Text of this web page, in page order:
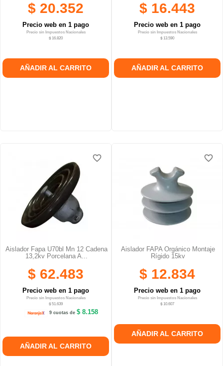
$ 20.352
Precio web en 1 pago
Precio sin Impuestos Nacionales
$ 16.820
AÑADIR AL CARRITO
$ 16.443
Precio web en 1 pago
Precio sin Impuestos Nacionales
$ 13.590
AÑADIR AL CARRITO
Aislador Fapa U70bl Mn 12 Cadena
13,2kv Porcelana A...
$ 62.483
Precio web en 1 pago
Precio sin Impuestos Nacionales
$ 51.639
9 cuotas de $ 8.158
AÑADIR AL CARRITO
favorite_border
favorite_border
Aislador FAPA Orgánico Montaje
Rígido 15kv
$ 12.834
Precio web en 1 pago
Precio sin Impuestos Nacionales
$ 10.607
AÑADIR AL CARRITO
favorite_border
favorite_border